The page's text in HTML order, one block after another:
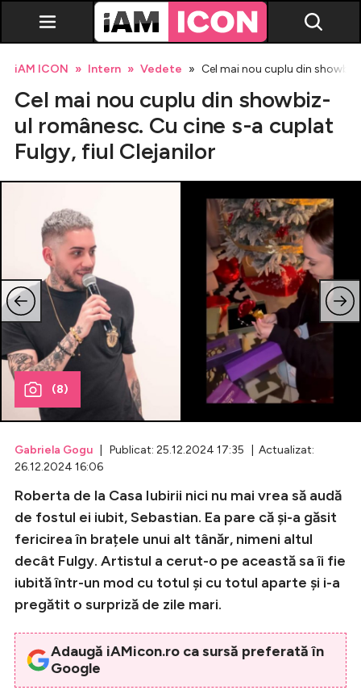
Horoscop
Lifestyle
Celebrități
Creează cont
iAM ICON Intern Vedete Cel mai nou cuplu din
Cel mai nou cuplu din showbiz-
ul românesc. Cu cine s-a cuplat
Fulgy, fiul Clejanilor
(8)
Gabriela Gogu | Publicat: 25.12.2024 17:35 | Actualizat:
26.12.2024 16:06
Roberta de la Casa Iubirii nici nu mai vrea să audă
de fostul ei iubit, Sebastian. Ea pare că și-a găsit
fericirea în brațele unui alt tânăr, nimeni altul
decât Fulgy. Artistul a cerut-o pe această sa îi fie
iubită într-un mod cu totul și cu totul aparte și i-a
pregătit o surpriză de zile mari.
Adaugă iAMicon.ro ca sursă preferată în
Google